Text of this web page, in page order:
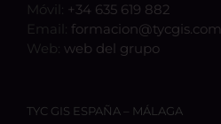
Móvil: +34 635 619 882
Email: formacion@tycgis.com
Web: web del grupo
TYC GIS ESPAÑA – MÁLAGA